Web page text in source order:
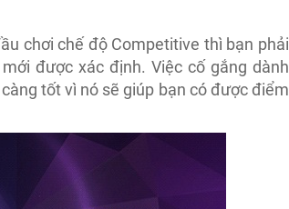
chơi chế độ Competitive thì bạn phải
được xác định. Việc cố gắng dành
tốt vì nó sẽ giúp bạn có được điểm